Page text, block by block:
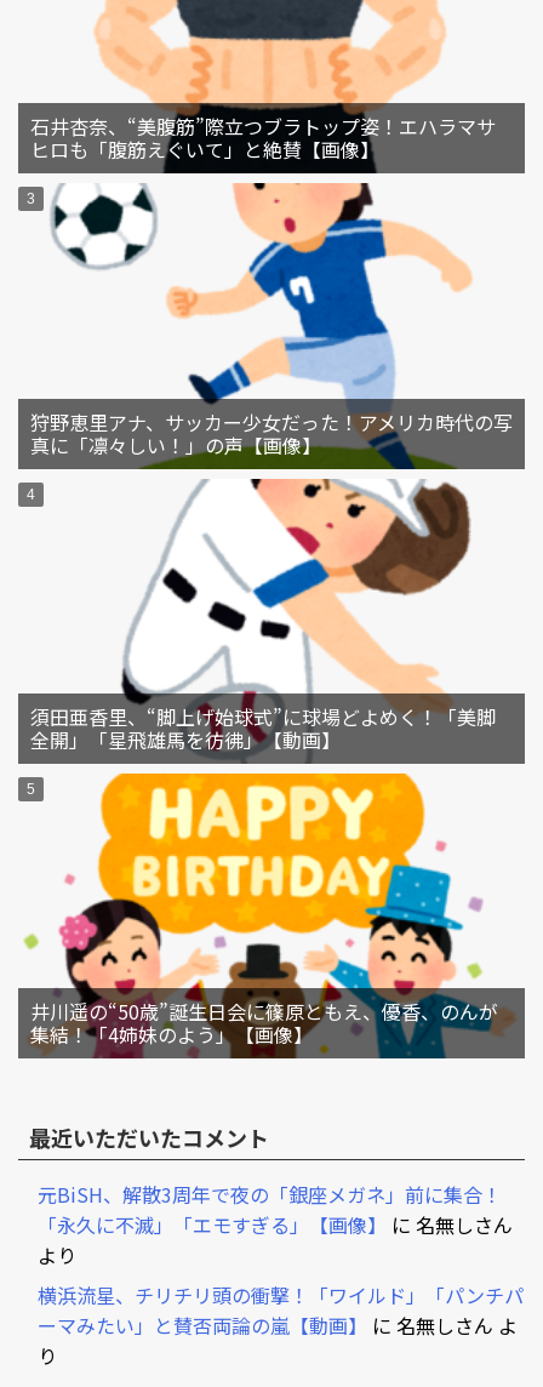
石井杏奈、“美腹筋”際立つブラトップ姿！エハラマサ
ヒロも「腹筋えぐいて」と絶賛【画像】
狩野恵里アナ、サッカー少女だった！アメリカ時代の写
真に「凛々しい！」の声【画像】
須田亜香里、“脚上げ始球式”に球場どよめく！「美脚
全開」「星飛雄馬を彷彿」【動画】
井川遥の“50歳”誕生日会に篠原ともえ、優香、のんが
集結！「4姉妹のよう」【画像】
最近いただいたコメント
元BiSH、解散3周年で夜の「銀座メガネ」前に集合！
「永久に不滅」「エモすぎる」【画像】
に 名無しさん
より
横浜流星、チリチリ頭の衝撃！「ワイルド」「パンチパ
ーマみたい」と賛否両論の嵐【動画】
に 名無しさん よ
り